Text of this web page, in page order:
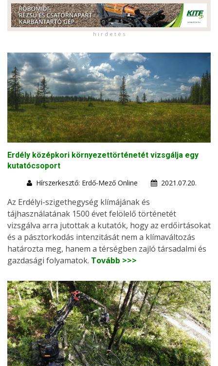
h i r d e t é s
Erdély középkori környezettörténetét vizsgálja egy
kutatócsoport
Hírszerkesztő: Erdő-Mező Online
2021.07.20.
Az Erdélyi-szigethegység klímájának és
tájhasználatának 1500 évet felölelő történetét
vizsgálva arra jutottak a kutatók, hogy az erdőirtásokat
és a pásztorkodás intenzitását nem a klímaváltozás
határozta meg, hanem a térségben zajló társadalmi és
gazdasági folyamatok. Tovább >>>